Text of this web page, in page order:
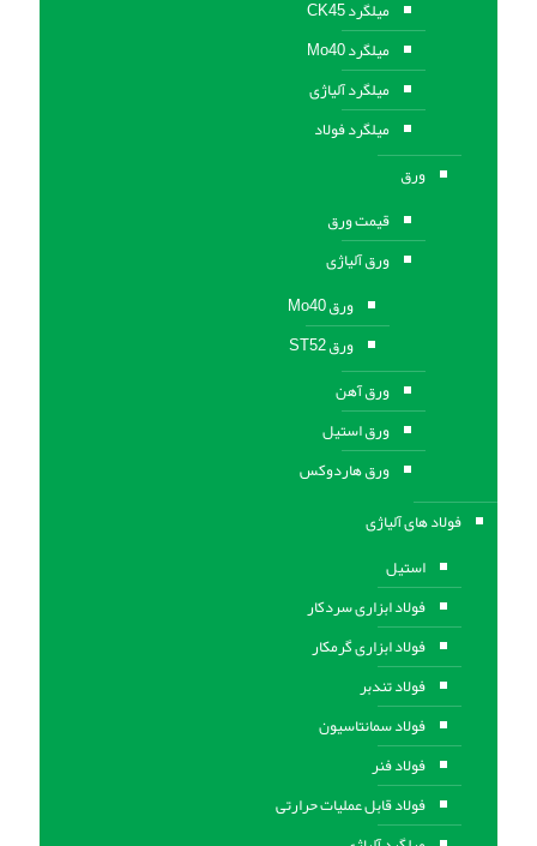
میلگرد CK45
میلگرد Mo40
میلگرد آلیاژی
میلگرد فولاد
ورق
قیمت ورق
ورق آلیاژی
ورق Mo40
ورق ST52
ورق آهن
ورق استيل
ورق هاردوکس
فولاد های آلیاژی
استیل
فولاد ابزاری سردکار
فولاد ابزاری گرمکار
فولاد تندبر
فولاد سمانتاسیون
فولاد فنر
فولاد قابل عملیات حرارتی